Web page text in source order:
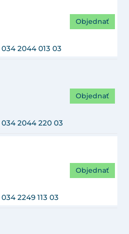
034 2044 013 03
Objednať
034 2044 220 03
Objednať
034 2249 113 03
Objednať